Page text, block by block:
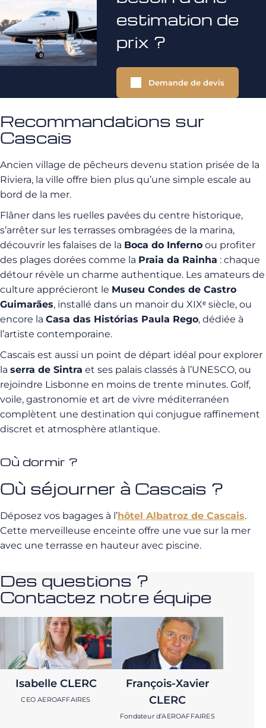
estimation de
prix ?
Demande de devis
Recommandations sur
Cascais
Ancien village de pêcheurs devenu station prisée de la
Riviera, la ville offre bien plus qu’une simple escale au
bord de la mer.
Flâner dans les ruelles pavées du centre historique,
s’arrêter sur les terrasses ombragées de la marina,
découvrir les falaises de la Boca do Inferno ou profiter
des plages dorées comme la Praia da Rainha : chaque
détour révèle un charme authentique. Les amateurs de
culture apprécieront le Museu Condes de Castro
Guimarães, installé dans un manoir du XIXᵉ siècle, ou
encore la Casa das Histórias Paula Rego, dédiée à
l’artiste contemporaine.
Cascais est aussi un point de départ idéal pour explorer
la serra de Sintra et ses palais classés à l’UNESCO, ou
rejoindre Lisbonne en moins de trente minutes. Golf,
voile, gastronomie et art de vivre méditerranéen
complètent une destination qui conjugue raffinement
discret et atmosphère atlantique.
Où dormir ?
Où séjourner à Cascais ?
Déposez vos bagages à l’hôtel Albatroz de Cascais.
Cette merveilleuse enceinte offre une vue sur la mer
avec une terrasse en hauteur avec piscine.
Des questions ?
Contactez notre équipe
Isabelle CLERC
CEO AEROAFFAIRES
François-Xavier
CLERC
Fondateur d’AEROAFFAIRES